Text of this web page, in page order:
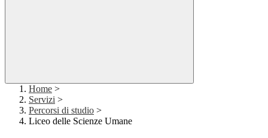
Home >
Servizi >
Percorsi di studio >
Liceo delle Scienze Umane